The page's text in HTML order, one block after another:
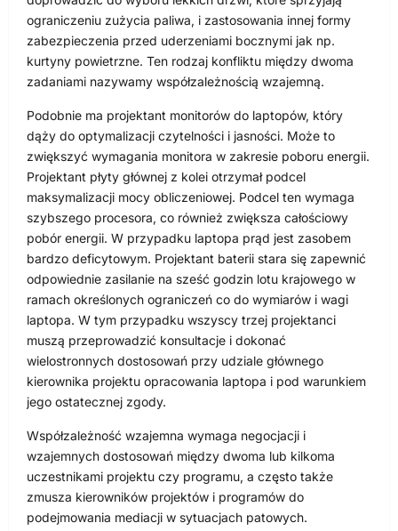
ograniczeniu zużycia paliwa, i zastosowania innej formy
zabezpieczenia przed uderzeniami bocznymi jak np.
kurtyny powietrzne. Ten rodzaj konfliktu między dwoma
zadaniami nazywamy współzależnością wzajemną.
Podobnie ma projektant monitorów do laptopów, który
dąży do optymalizacji czytelności i jasności. Może to
zwiększyć wymagania monitora w zakresie poboru energii.
Projektant płyty głównej z kolei otrzymał podcel
maksymalizacji mocy obliczeniowej. Podcel ten wymaga
szybszego procesora, co również zwiększa całościowy
pobór energii. W przypadku laptopa prąd jest zasobem
bardzo deficytowym. Projektant baterii stara się zapewnić
odpowiednie zasilanie na sześć godzin lotu krajowego w
ramach określonych ograniczeń co do wymiarów i wagi
laptopa. W tym przypadku wszyscy trzej projektanci
muszą przeprowadzić konsultacje i dokonać
wielostronnych dostosowań przy udziale głównego
kierownika projektu opracowania laptopa i pod warunkiem
jego ostatecznej zgody.
Współzależność wzajemna wymaga negocjacji i
wzajemnych dostosowań między dwoma lub kilkoma
uczestnikami projektu czy programu, a często także
zmusza kierowników projektów i programów do
podejmowania mediacji w sytuacjach patowych.